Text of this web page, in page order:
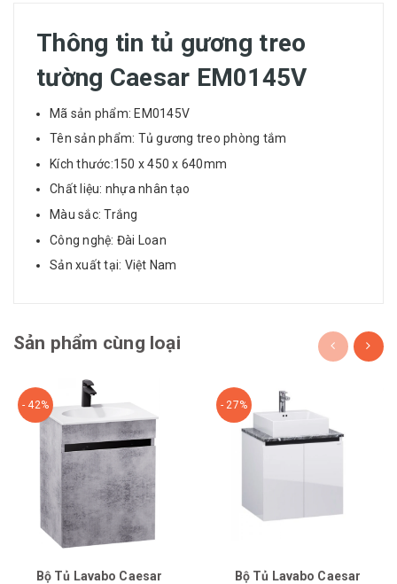
Thông tin tủ gương treo
tường Caesar EM0145V
Mã sản phẩm: EM0145V
Tên sản phẩm: Tủ gương treo phòng tắm
Kích thước:150 x 450 x 640mm
Chất liệu: nhựa nhân tạo
Màu sắc: Trắng
Công nghệ: Đài Loan
Sản xuất tại: Việt Nam
Sản phẩm cùng loại
- 42%
Bộ Tủ Lavabo Caesar
- 27%
Bộ Tủ Lavabo Caesar